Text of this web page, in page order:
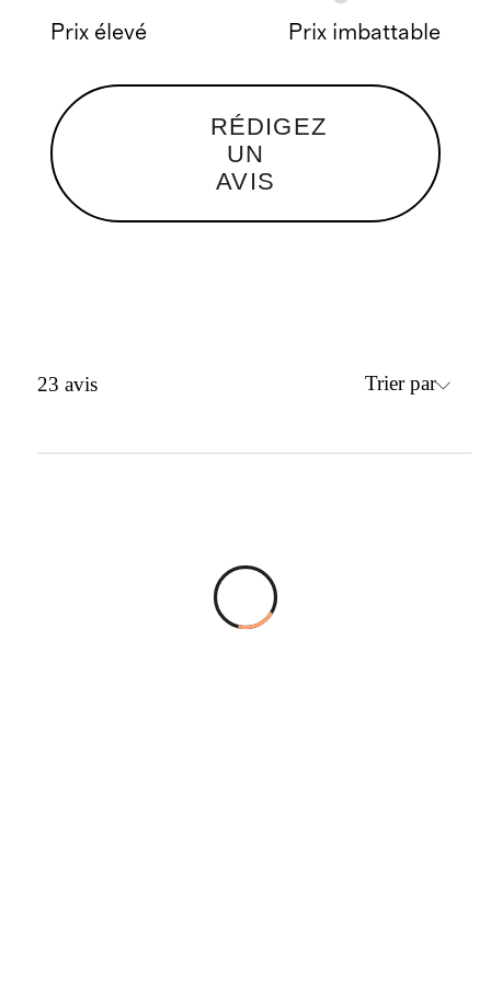
Prix élevé Prix imbattable
RÉDIGEZ
UN
AVIS
23 avis Trier par